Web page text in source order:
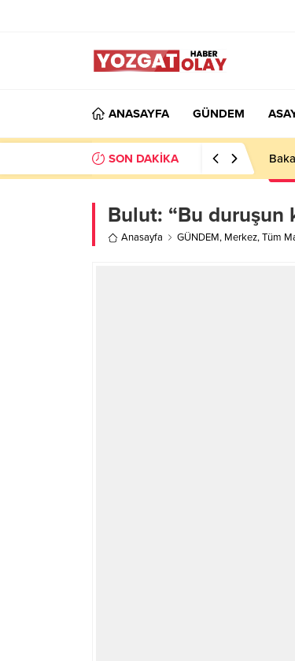
ANASAYFA GÜNDEM
SON DAKİKA
Bulut: “Bu duruşun
Anasayfa GÜNDEM, Merkez,Tüm